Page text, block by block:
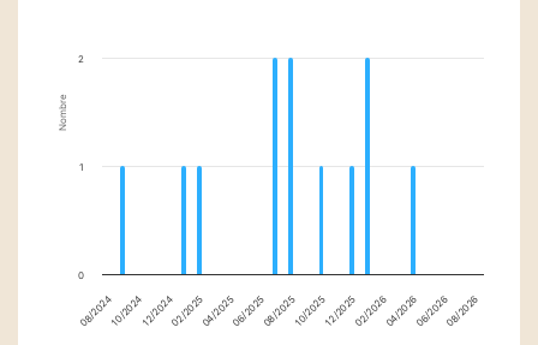
Nombre
08/202410/202412/202402/202504/202506/202508/202510/202512/202502/202604/202606/202608/2026
0
1
2